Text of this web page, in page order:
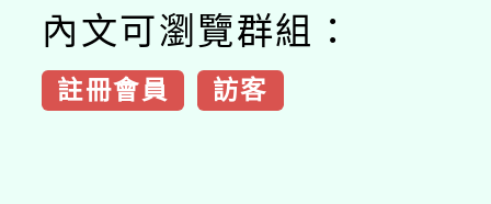
內文可瀏覽群組：
註冊會員 訪客